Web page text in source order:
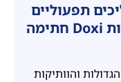
תפעוליים
– בשגרה ובחירום – באמצעות Doxi חתימה
והוותיקות